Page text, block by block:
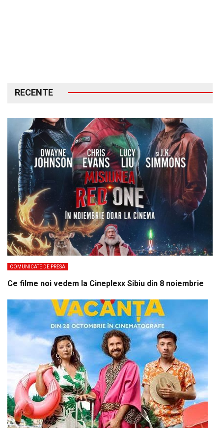
RECENTE
COMUNICATE DE PRESA
Ce filme noi vedem la Cineplexx Sibiu din 8 noiembrie